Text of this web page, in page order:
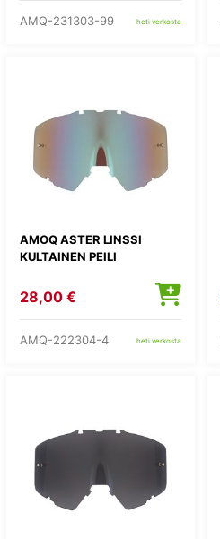
AMQ-231303-99 heti verkosta
AMOQ ASTER LINSSI
KULTAINEN PEILI
28,00 €
AMQ-222304-4 heti verkosta